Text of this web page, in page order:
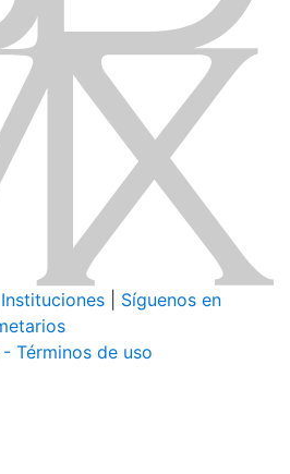
Instituciones
Síguenos en
Términos de uso